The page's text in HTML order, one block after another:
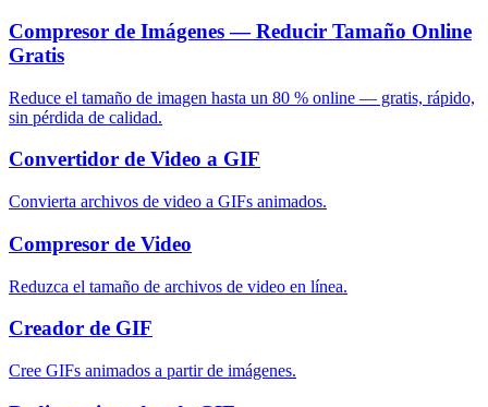
Compresor de Imágenes — Reducir Tamaño Online
Gratis
Reduce el tamaño de imagen hasta un 80 % online — gratis, rápido,
sin pérdida de calidad.
Convertidor de Video a GIF
Convierta archivos de video a GIFs animados.
Compresor de Video
Reduzca el tamaño de archivos de video en línea.
Creador de GIF
Cree GIFs animados a partir de imágenes.